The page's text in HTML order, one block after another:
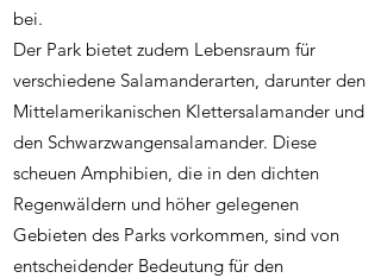
bei.
Der Park bietet zudem Lebensraum für
verschiedene Salamanderarten, darunter den
Mittelamerikanischen Klettersalamander und
den Schwarzwangensalamander. Diese
scheuen Amphibien, die in den dichten
Regenwäldern und höher gelegenen
Gebieten des Parks vorkommen, sind von
entscheidender Bedeutung für den